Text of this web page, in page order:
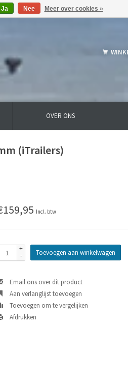
OVER ONS
(iTrailers)
Incl. btw
+
-
Toevoegen aan winkelwagen
Email ons over dit product
Aan verlanglijst toevoegen
Toevoegen om te vergelijken
Afdrukken
Ja Nee Meer over cookies »